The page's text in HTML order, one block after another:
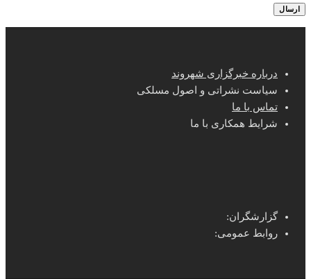
درباره خبرگزاری شهروند
سیاست نشراتی و اصول مسلکی
تماس با ما
شرایط همکاری با ما
گزارشگران:
روابط عمومی: